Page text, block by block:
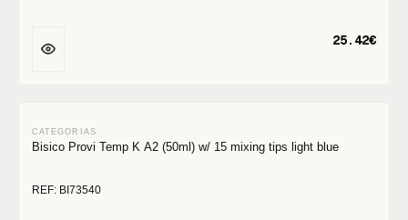
25.42€
Bisico Provi Temp K A2 (50ml) w/ 15 mixing tips light blue
REF: BI73540